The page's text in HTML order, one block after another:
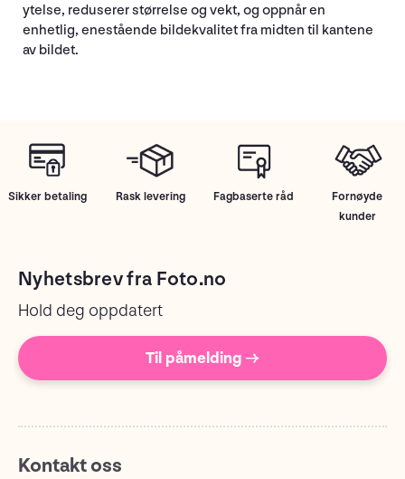
ytelse, reduserer størrelse og vekt, og oppnår en
enhetlig, enestående bildekvalitet fra midten til kantene
av bildet.
Sikker betaling Rask levering Fagbaserte råd
Fornøyde
kunder
Nyhetsbrev fra Foto.no
Hold deg oppdatert
Til påmelding →
Kontakt oss